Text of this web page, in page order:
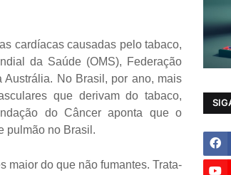
cardíacas causadas pelo tabaco,
da Saúde (OMS), Federação
No Brasil, por ano, mais
que derivam do tabaco,
do Câncer aponta que o
pulmão no Brasil.
maior do que não fumantes. Trata-